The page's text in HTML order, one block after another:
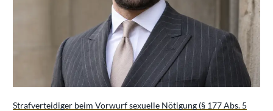
Strafverteidiger beim Vorwurf sexuelle Nötigung (§ 177 Abs. 5